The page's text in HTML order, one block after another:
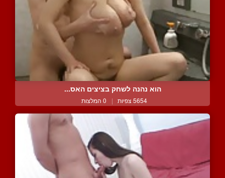
הוא נהנה לשחק בציצים האס...
5654 צפיות | 0 המלצות